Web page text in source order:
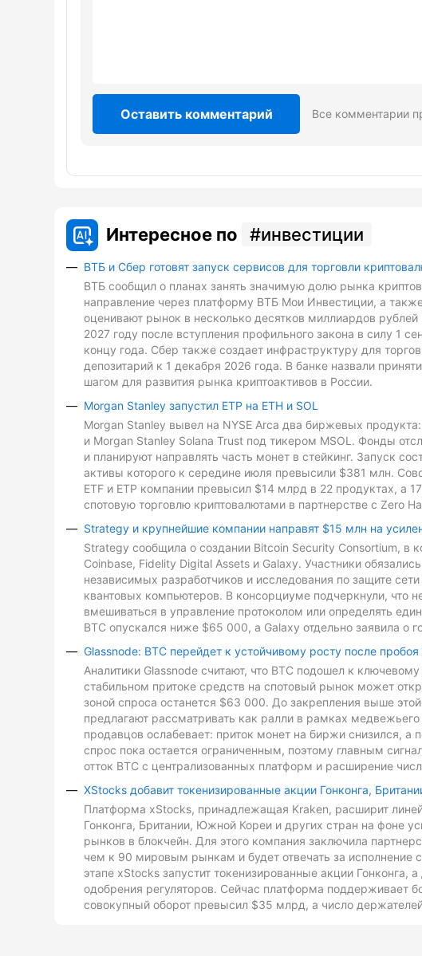
Оставить комментарий Все комментарии
Интересное по инвестиции
ВТБ и Сбер готовят запуск сервисов для торговли
ВТБ сообщил о планах занять значимую долю рынка
направление через платформу ВТБ Мои Инвестиции, а
оценивают рынок в несколько десятков миллиардов
2027 году после вступления профильного закона в силу 1
концу года. Сбер также создает инфраструктуру для
депозитарий к 1 декабря 2026 года. В банке назвали
шагом для развития рынка криптоактивов в России.
Morgan Stanley запустил ETP на ETH и SOL
Morgan Stanley вывел на NYSE Arca два биржевых
и Morgan Stanley Solana Trust под тикером MSOL. Фонды
и планируют направлять часть монет в стейкинг. Запуск
активы которого к середине июля превысили $381 млн.
ETF и ETP компании превысил $14 млрд в 22 продуктах, а
спотовую торговлю криптовалютами в партнерстве с Zero
Strategy и крупнейшие компании направят $15 млн на
Strategy сообщила о создании Bitcoin Security Consortium, в
Coinbase, Fidelity Digital Assets и Galaxy. Участники
независимых разработчиков и исследования по защите
квантовых компьютеров. В консорциуме подчеркнули, что
вмешиваться в управление протоколом или определять
BTC опускался ниже $65 000, а Galaxy отдельно заявила о
Glassnode: BTC перейдет к устойчивому росту после
Аналитики Glassnode считают, что BTC подошел к
стабильном притоке средств на спотовый рынок может
зоной спроса останется $63 000. До закрепления выше
предлагают рассматривать как ралли в рамках
продавцов ослабевает: приток монет на биржи снизился, а
спрос пока остается ограниченным, поэтому главным
отток BTC с централизованных платформ и расширение
XStocks добавит токенизированные акции Гонконга,
Платформа xStocks, принадлежащая Kraken, расширит
Гонконга, Британии, Южной Кореи и других стран на фоне
рынков в блокчейн. Для этого компания заключила
чем к 90 мировым рынкам и будет отвечать за исполнение
этапе xStocks запустит токенизированные акции Гонконга,
одобрения регуляторов. Сейчас платформа поддерживает
совокупный оборот превысил $35 млрд, а число